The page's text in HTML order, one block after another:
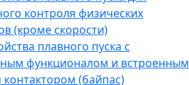
контроля физических
(кроме скорости)
плавного пуска с
функционалом и встроенным
(байпас)